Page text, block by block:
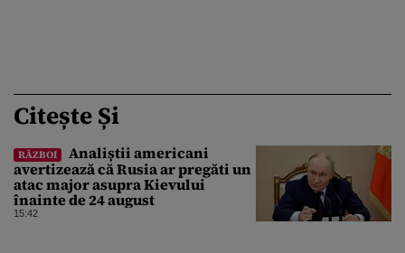
Citește Și
RĂZBOI
Analiștii americani
avertizează că Rusia ar pregăti un
atac major asupra Kievului
înainte de 24 august
15:42